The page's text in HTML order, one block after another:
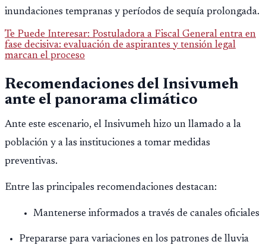
inundaciones tempranas y períodos de sequía prolongada.
Te Puede Interesar: Postuladora a Fiscal General entra en
fase decisiva: evaluación de aspirantes y tensión legal
marcan el proceso
Recomendaciones del Insivumeh
ante el panorama climático
Ante este escenario, el Insivumeh hizo un llamado a la
población y a las instituciones a tomar medidas
preventivas.
Entre las principales recomendaciones destacan:
Mantenerse informados a través de canales oficiales
Prepararse para variaciones en los patrones de lluvia